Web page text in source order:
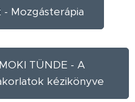
- Mozgásterápia
TÜNDE - A
kézikönyve